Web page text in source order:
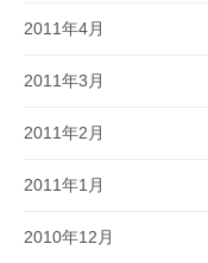
2011年4月
2011年3月
2011年2月
2011年1月
2010年12月